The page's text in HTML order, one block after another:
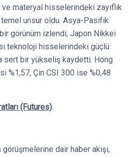
materyal hisselerindeki zayıflık
unsur oldu. Asya-Pasifik
görünüm izlendi; Japon Nikkei
teknoloji hisselerindeki güçlü
sert bir yükseliş kaydetti. Hong
%1,57, Çin CSI 300 ise %0,48
(Futures)
görüşmelerine dair haber akışı,